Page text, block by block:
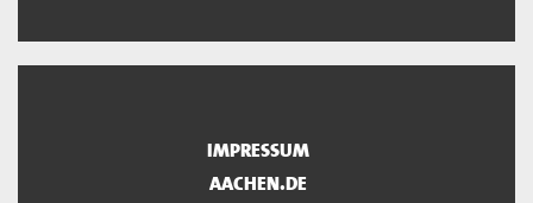
IMPRESSUM
AACHEN.DE